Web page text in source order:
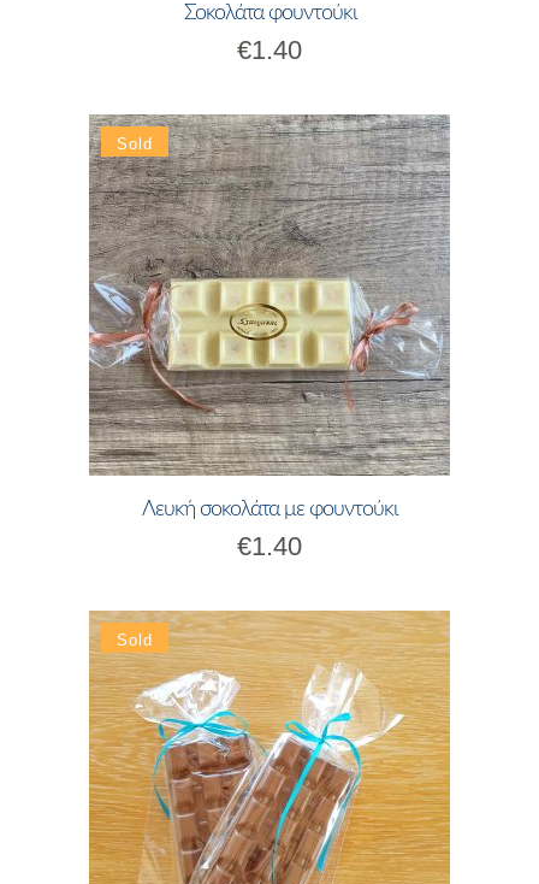
Σοκολάτα φουντούκι
€1.40
Λευκή σοκολάτα με φουντούκι
€1.40